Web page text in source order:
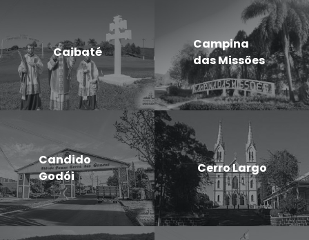
Caibaté
Campina
das Missões
Candido
Godói
Cerro Largo